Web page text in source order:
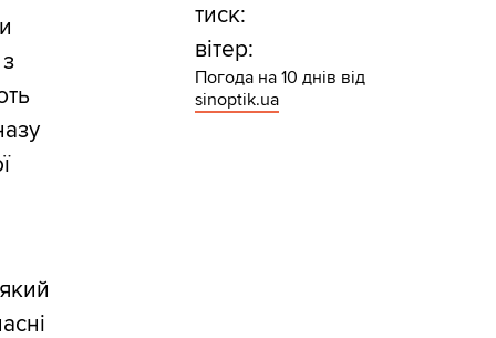
тиск:
вітер:
Погода на 10 днів від
sinoptik.ua